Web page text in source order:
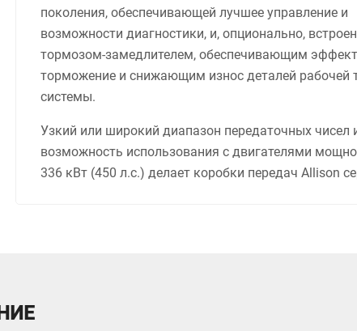
поколения, обеспечивающей лучшее управление и
возможности диагностики, и, опционально,
тормозом-замедлителем, обеспечивающим
торможение и снижающим износ деталей рабочей
системы.
Узкий или широкий диапазон передаточных чисел
возможность использования с двигателями
336 кВт (450 л.с.) делает коробки передач Allison